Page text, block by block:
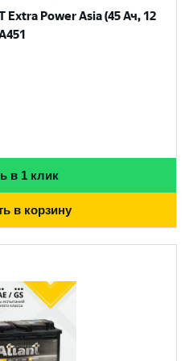
Extra Power Asia (45 Ач, 12
в 1 клик
в корзину